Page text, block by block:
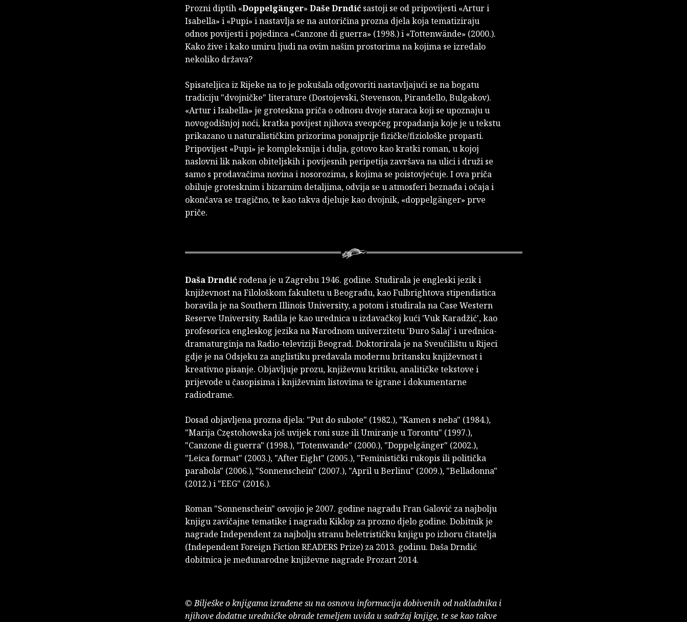
Prozni diptih «Doppelgänger» Daše Drndić sastoji se od pripovijesti «Artur i
Isabella» i «Pupi» i nastavlja se na autoričina prozna djela koja tematiziraju
odnos povijesti i pojedinca «Canzone di guerra» (1998.) i «Tottenwände» (2000.).
Kako žive i kako umiru ljudi na ovim našim prostorima na kojima se izredalo
nekoliko država?
Spisateljica iz Rijeke na to je pokušala odgovoriti nastavljajući se na bogatu
tradiciju "dvojničke" literature (Dostojevski, Stevenson, Pirandello, Bulgakov).
«Artur i Isabella» je groteskna priča o odnosu dvoje staraca koji se upoznaju u
novogodišnjoj noći, kratka povijest njihova sveopćeg propadanja koje je u tekstu
prikazano u naturalističkim prizorima ponajprije fizičke/fiziološke propasti.
Pripovijest «Pupi» je kompleksnija i dulja, gotovo kao kratki roman, u kojoj
naslovni lik nakon obiteljskih i povijesnih peripetija završava na ulici i druži se
samo s prodavačima novina i nosorozima, s kojima se poistovjećuje. I ova priča
obiluje grotesknim i bizarnim detaljima, odvija se u atmosferi beznađa i očaja i
okončava se tragično, te kao takva djeluje kao dvojnik, «doppelgänger» prve
priče.
Daša Drndićrođena je u Zagrebu 1946. godine. Studirala je engleski jezik i
književnost na Filološkom fakultetu u Beogradu, kao Fulbrightova stipendistica
boravila je na Southern Illinois University, a potom i studirala na Case Western
Reserve University. Radila je kao urednica u izdavačkoj kući 'Vuk Karadžić', kao
profesorica engleskog jezika na Narodnom univerzitetu 'Đuro Salaj' i urednica-
dramaturginja na Radio-televiziji Beograd. Doktorirala je na Sveučilištu u Rijeci
gdje je na Odsjeku za anglistiku predavala modernu britansku književnost i
kreativno pisanje. Objavljuje prozu, književnu kritiku, analitičke tekstove i
prijevode u časopisima i književnim listovima te igrane i dokumentarne
radiodrame.
Dosad objavljena prozna djela: "Put do subote" (1982.), "Kamen s neba" (1984.),
"Marija Częstohowska još uvijek roni suze ili Umiranje u Torontu" (1997.),
"Canzone di guerra" (1998.), "Totenwande" (2000.), "Doppelgänger" (2002.),
"Leica format" (2003.), "After Eight" (2005.), "Feministički rukopis ili politička
parabola" (2006.), "Sonnenschein" (2007.), "April u Berlinu" (2009.), "Belladonna"
(2012.) i "EEG" (2016.).
Roman "Sonnenschein" osvojio je 2007. godine nagradu Fran Galović za najbolju
knjigu zavičajne tematike i nagradu Kiklop za prozno djelo godine. Dobitnik je
nagrade Independent za najbolju stranu beletrističku knjigu po izboru čitatelja
(Independent Foreign Fiction READERS Prize) za 2013. godinu. Daša Drndić
dobitnica je međunarodne književne nagrade Prozart 2014.
© Bilješke o knjigama izrađene su na osnovu informacija dobivenih od nakladnika i
njihove dodatne uredničke obrade temeljem uvida u sadržaj knjige, te se kao takve